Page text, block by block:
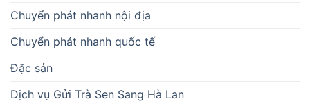
Chuyển phát nhanh nội địa
Chuyển phát nhanh quốc tế
Đặc sản
Dịch vụ Gửi Trà Sen Sang Hà Lan